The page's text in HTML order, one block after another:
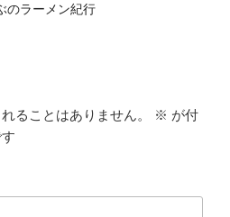
のラーメン紀行
ることはありません。 ※ が付